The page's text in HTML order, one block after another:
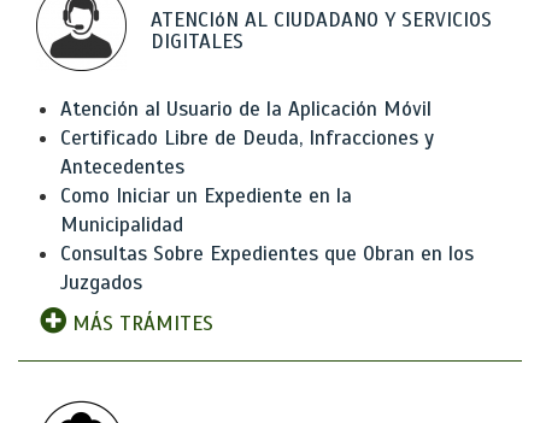
ATENCIóN AL CIUDADANO Y SERVICIOS
DIGITALES
Atención al Usuario de la Aplicación Móvil
Certificado Libre de Deuda, Infracciones y
Antecedentes
Como Iniciar un Expediente en la
Municipalidad
Consultas Sobre Expedientes que Obran en los
Juzgados
MÁS TRÁMITES